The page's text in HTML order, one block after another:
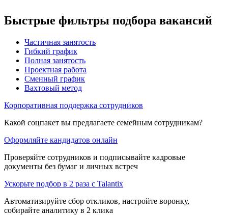
Быстрые фильтры подбора вакансий
Частичная занятость
Гибкий график
Полная занятость
Проектная работа
Сменный график
Вахтовый метод
Корпоративная поддержка сотрудников
Какой соцпакет вы предлагаете семейным сотрудникам?
Оформляйте кандидатов онлайн
Проверяйте сотрудников и подписывайте кадровые
документы без бумаг и личных встреч
Ускорьте подбор в 2 раза с Talantix
Автоматизируйте сбор откликов, настройте воронку,
собирайте аналитику в 2 клика